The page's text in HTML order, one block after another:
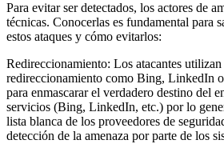
Para evitar ser detectados, los actores de
técnicas. Conocerlas es fundamental para
estos ataques y cómo evitarlos:
Redireccionamiento: Los atacantes
redireccionamiento como Bing, LinkedIn
para enmascarar el verdadero destino del
servicios (Bing, LinkedIn, etc.) por lo
lista blanca de los proveedores de
detección de la amenaza por parte de los